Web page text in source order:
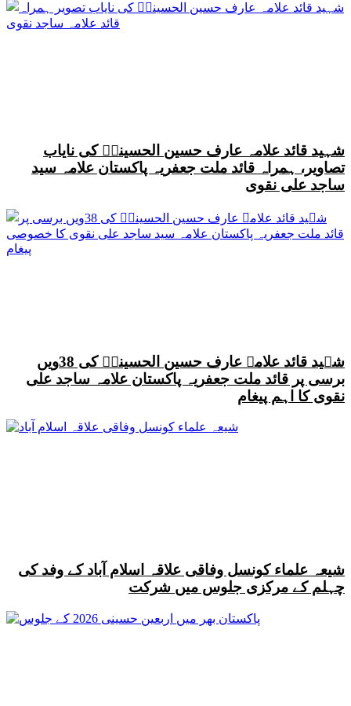
شہید قائد علامہ عارف حسین الحسینیؒ کی نایاب
تصاویر، ہمراہ قائد ملت جعفریہ پاکستان علامہ سید
ساجد علی نقوی
شہید قائد علامہ عارف حسین الحسینیؒ کی 38ویں
برسی پر قائد ملت جعفریہ پاکستان علامہ ساجد علی
نقوی کا اہم پیغام
شیعہ علماء کونسل وفاقی علاقہ اسلام آباد کے وفد کی
چہلم کے مرکزی جلوس میں شرکت